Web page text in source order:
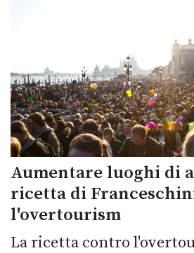
Aumentare luoghi di
ricetta di
l'overtourism
La ricetta contro